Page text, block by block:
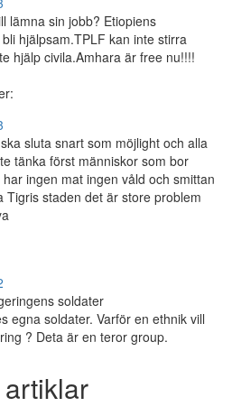
lämna sin jobb? Etiopiens
hjälpsam.TPLF kan inte stirra
hjälp civila.Amhara är free nu!!!!
sluta snart som möjlight och alla
tänka först människor som bor
ingen mat ingen våld och smittan
Tigris staden det är store problem
soldater
egna soldater. Varför en ethnik vill
? Deta är en teror group.